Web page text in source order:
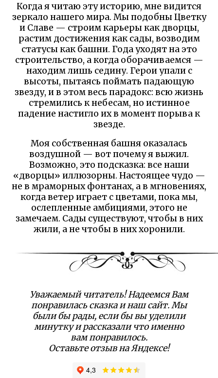
Когда я читаю эту историю, мне видится
зеркало нашего мира. Мы подобны Цветку
и Славе — строим карьеры как дворцы,
растим достижения как сады, возводим
статусы как башни. Года уходят на это
строительство, а когда оборачиваемся —
находим лишь седину. Герои упали с
высоты, пытаясь поймать падающую
звезду, и в этом весь парадокс: всю жизнь
стремились к небесам, но истинное
падение настигло их в момент порыва к
звезде.
Моя собственная башня оказалась
воздушной — вот почему я выжил.
Возможно, это подсказка: все наши
«дворцы» иллюзорны. Настоящее чудо —
не в мраморных фонтанах, а в мгновениях,
когда ветер играет с цветами, пока мы,
ослепленные амбициями, этого не
замечаем. Сады существуют, чтобы в них
жили, а не чтобы в них хоронили.
Уважаемый читатель! Надеемся Вам
понравилась сказка и наш сайт. Мы
были бы рады, если бы вы уделили
минутку и рассказали что именно
вам понравилось.
Оставьте отзыв на Яндексе!